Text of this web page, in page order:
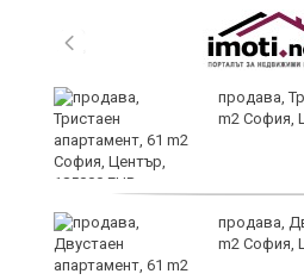
продава,
m2 София,
продава,
m2 София,